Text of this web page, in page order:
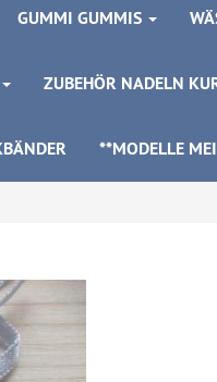
GUMMI GUMMIS
ZUBEHÖR NADELN
**MODELLE